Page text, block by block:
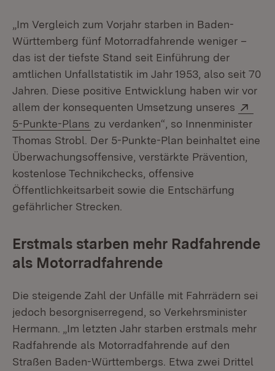
„Im Vergleich zum Vorjahr starben in Baden-
Württemberg fünf Motorradfahrende weniger –
das ist der tiefste Stand seit Einführung der
amtlichen Unfallstatistik im Jahr 1953, also seit 70
Jahren. Diese positive Entwicklung haben wir vor
allem der konsequenten Umsetzung unseres
5-Punkte-Plans (Öffnet in neuem Fenster)
zu verdanken“, so Innenminister
Thomas Strobl. Der 5-Punkte-Plan beinhaltet eine
Überwachungsoffensive, verstärkte Prävention,
kostenlose Technikchecks, offensive
Öffentlichkeitsarbeit sowie die Entschärfung
gefährlicher Strecken.
Erstmals starben mehr Radfahrende
als Motorradfahrende
Die steigende Zahl der Unfälle mit Fahrrädern sei
jedoch besorgniserregend, so Verkehrsminister
Hermann. „Im letzten Jahr starben erstmals mehr
Radfahrende als Motorradfahrende auf den
Straßen Baden-Württembergs. Etwa zwei Drittel